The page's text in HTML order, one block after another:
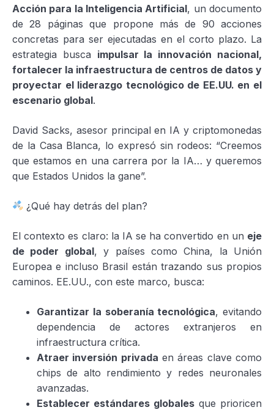
Acción para la Inteligencia Artificial, un documento
de 28 páginas que propone más de 90 acciones
concretas para ser ejecutadas en el corto plazo. La
estrategia busca impulsar la innovación nacional,
fortalecer la infraestructura de centros de datos y
proyectar el liderazgo tecnológico de EE.UU. en el
escenario global.
David Sacks, asesor principal en IA y criptomonedas
de la Casa Blanca, lo expresó sin rodeos: “Creemos
que estamos en una carrera por la IA… y queremos
que Estados Unidos la gane”.
¿Qué hay detrás del plan?
El contexto es claro: la IA se ha convertido en un eje
de poder global, y países como China, la Unión
Europea e incluso Brasil están trazando sus propios
caminos. EE.UU., con este marco, busca:
Garantizar la soberanía tecnológica, evitando
dependencia de actores extranjeros en
infraestructura crítica.
Atraer inversión privada en áreas clave como
chips de alto rendimiento y redes neuronales
avanzadas.
Establecer estándares globales que prioricen